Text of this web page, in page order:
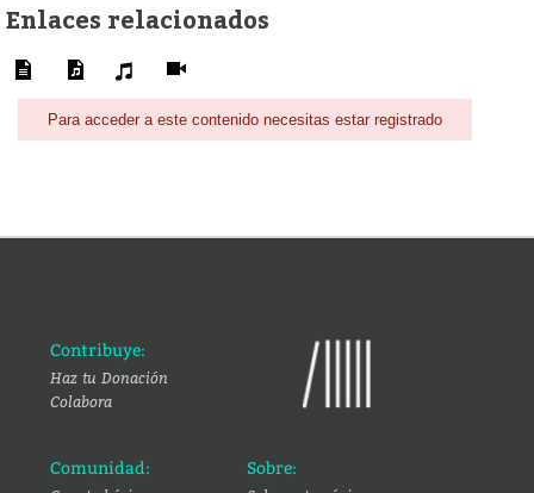
Enlaces relacionados
Para acceder a este contenido necesitas estar registrado
Contribuye:
Haz tu Donación
Colabora
Comunidad: Sobre: